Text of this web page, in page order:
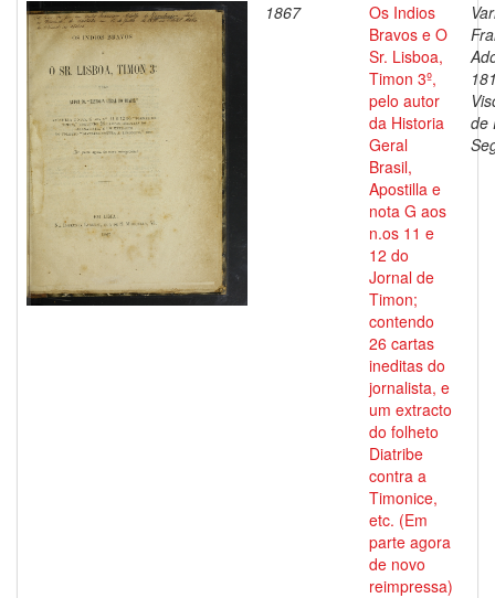
1867
Os Indios
Bravos e O
Sr. Lisboa,
Timon 3º,
pelo autor
da Historia
Geral
Brasil,
Apostilla e
nota G aos
n.os 11 e
12 do
Jornal de
Timon;
contendo
26 cartas
ineditas do
jornalista, e
um extracto
do folheto
Diatribe
contra a
Timonice,
etc. (Em
parte agora
de novo
reimpressa)
de